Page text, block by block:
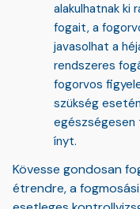
alakulhatnak ki
fogait, a
javasolhat a
rendszeres
fogorvos
szükség
egészségesen
ínyt.
Kövesse gondosan
étrendre, a